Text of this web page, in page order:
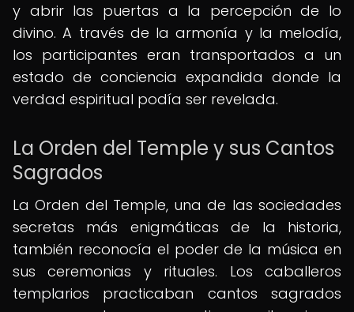
y abrir las puertas a la percepción de lo
divino. A través de la armonía y la melodía,
los participantes eran transportados a un
estado de conciencia expandida donde la
verdad espiritual podía ser revelada.
La Orden del Temple y sus Cantos
Sagrados
La Orden del Temple, una de las sociedades
secretas más enigmáticas de la historia,
también reconocía el poder de la música en
sus ceremonias y rituales. Los caballeros
templarios practicaban cantos sagrados